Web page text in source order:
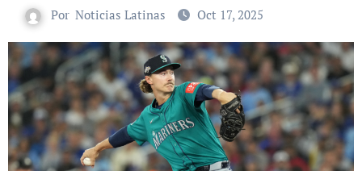
Por Noticias Latinas Oct 17, 2025